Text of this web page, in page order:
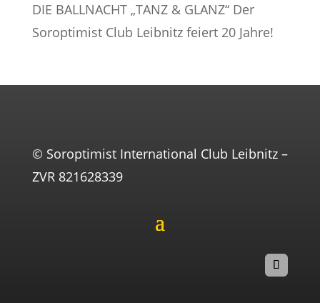
DIE BALLNACHT „TANZ & GLANZ“ Der
Soroptimist Club Leibnitz feiert 20 Jahre!
© Soroptimist International Club Leibnitz –
ZVR 821628339